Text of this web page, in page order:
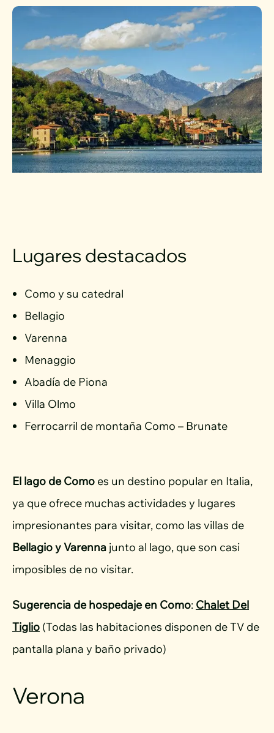
Lugares destacados
Como y su catedral
Bellagio
Varenna
Menaggio
Abadía de Piona
Villa Olmo
Ferrocarril de montaña Como – Brunate
El lago de Como es un destino popular en Italia,
ya que ofrece muchas actividades y lugares
impresionantes para visitar, como las villas de
Bellagio y Varenna junto al lago, que son casi
imposibles de no visitar.
Sugerencia de hospedaje en Como: Chalet Del
Tiglio (Todas las habitaciones disponen de TV de
pantalla plana y baño privado)
Verona